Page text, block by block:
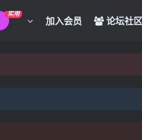
实用
加入会员 论坛社区